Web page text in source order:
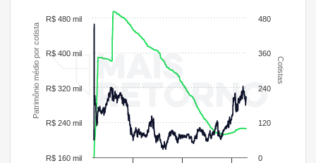
Cotistas
Patrimônio médio por cotista
0
120
240
360
480
R$ 160 mil
R$ 240 mil
R$ 320 mil
R$ 400 mil
R$ 480 mil